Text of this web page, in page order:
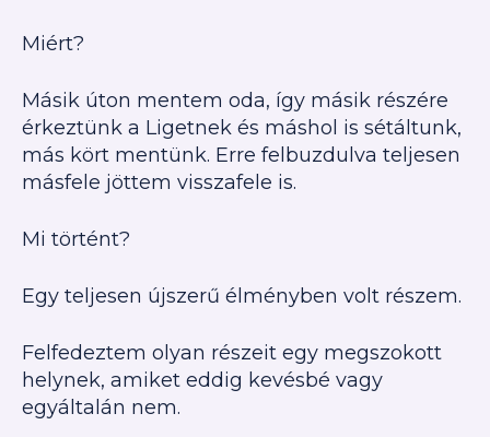
Miért?
Másik úton mentem oda, így másik részére
érkeztünk a Ligetnek és máshol is sétáltunk,
más kört mentünk. Erre felbuzdulva teljesen
másfele jöttem visszafele is.
Mi történt?
Egy teljesen újszerű élményben volt részem.
Felfedeztem olyan részeit egy megszokott
helynek, amiket eddig kevésbé vagy
egyáltalán nem.